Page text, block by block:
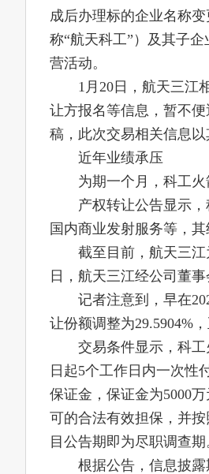
成后办理标的企业名称
称“航天科工”）及其子
营活动。
1月20日，航天三江
让方报名等信息，暂不
稿，此次交易相关信息
近年业绩承压
为期一个月，科工火
产权转让公告显示
国内商业发射服务等，
截至目前，航天三江
日，航天三江经公司董
记者注意到，早在
让份额调整为29.5904%，
交易条件显示，科
日起5个工作日内一次性
保证金，保证金为5000
可的合法有效担保，并
目公告期即为尽职调查期
根据公告，信息披